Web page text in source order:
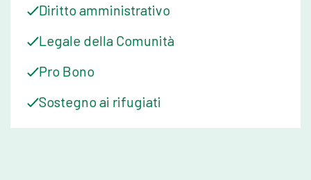
Diritto amministrativo
Legale della Comunità
Pro Bono
Sostegno ai rifugiati